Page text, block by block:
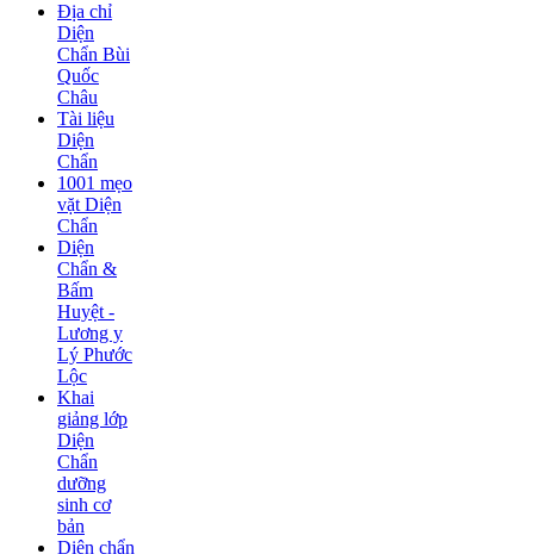
Địa chỉ
Diện
Chẩn Bùi
Quốc
Châu
Tài liệu
Diện
Chẩn
1001 mẹo
vặt Diện
Chẩn
Diện
Chẩn &
Bấm
Huyệt -
Lương y
Lý Phước
Lộc
Khai
giảng lớp
Diện
Chẩn
dưỡng
sinh cơ
bản
Diện chẩn